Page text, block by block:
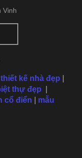
Vinh
thiết kế nhà đẹp
thự đẹp
cổ điển
mẫu